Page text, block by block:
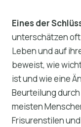
Eines der
unterschätzen oft
Leben und auf
beweist, wie
ist und wie eine
Beurteilung
meisten
Frisurenstilen